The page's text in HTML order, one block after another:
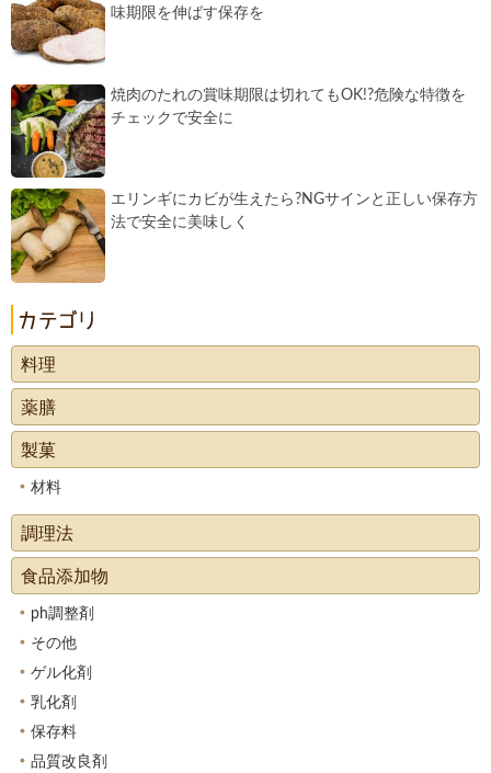
味期限を伸ばす保存を
焼肉のたれの賞味期限は切れてもOK!?危険な特徴を
チェックで安全に
エリンギにカビが生えたら?NGサインと正しい保存方
法で安全に美味しく
料理
薬膳
製菓
材料
調理法
食品添加物
ph調整剤
その他
ゲル化剤
乳化剤
保存料
品質改良剤